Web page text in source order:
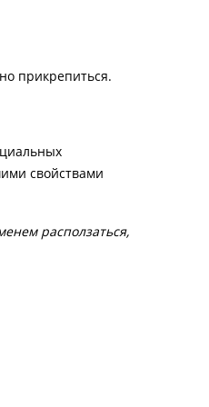
прикрепиться.
свойствами
расползаться,